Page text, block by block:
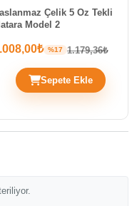
Çelik 5 Oz Tekli
Model 2
%17 1.179,36₺
Sepete Ekle